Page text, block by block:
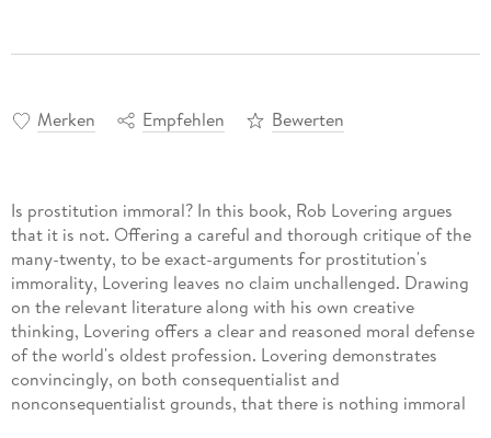
Merken Empfehlen Bewerten
Is prostitution immoral? In this book, Rob Lovering argues
that it is not. Offering a careful and thorough critique of the
many-twenty, to be exact-arguments for prostitution's
immorality, Lovering leaves no claim unchallenged. Drawing
on the relevant literature along with his own creative
thinking, Lovering offers a clear and reasoned moral defense
of the world's oldest profession. Lovering demonstrates
convincingly, on both consequentialist and
nonconsequentialist grounds, that there is nothing immoral